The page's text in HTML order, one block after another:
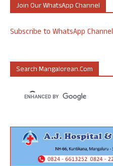
Join Our WhatsApp Channel
Subscribe to WhatsApp Channel
Search Mangalorean.com